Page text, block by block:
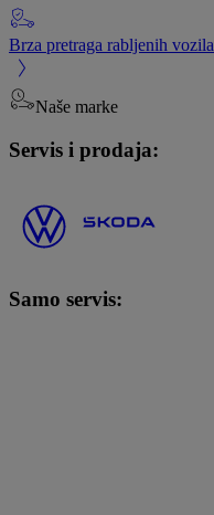
Brza pretraga rabljenih vozila
Naše marke
Servis i prodaja:
Samo servis: